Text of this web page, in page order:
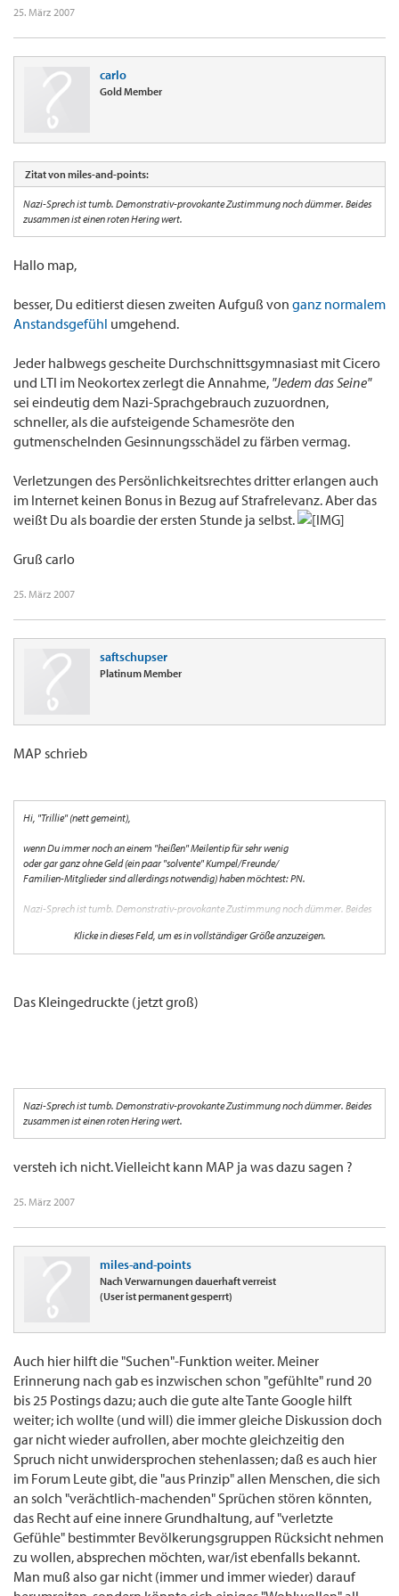
25. März 2007
carlo
Gold Member
Zitat von miles-and-points:
Nazi-Sprech ist tumb. Demonstrativ-provokante Zustimmung noch dümmer. Beides
zusammen ist einen roten Hering wert.
Hallo map,
besser, Du editierst diesen zweiten Aufguß von ganz normalem
Anstandsgefühl umgehend.
Jeder halbwegs gescheite Durchschnittsgymnasiast mit Cicero
und LTI im Neokortex zerlegt die Annahme, "Jedem das Seine"
sei eindeutig dem Nazi-Sprachgebrauch zuzuordnen,
schneller, als die aufsteigende Schamesröte den
gutmenschelnden Gesinnungsschädel zu färben vermag.
Verletzungen des Persönlichkeitsrechtes dritter erlangen auch
im Internet keinen Bonus in Bezug auf Strafrelevanz. Aber das
weißt Du als boardie der ersten Stunde ja selbst.
Gruß carlo
25. März 2007
saftschupser
Platinum Member
MAP schrieb
Hi, "Trillie" (nett gemeint),
wenn Du immer noch an einem "heißen" Meilentip für sehr wenig
oder gar ganz ohne Geld (ein paar "solvente" Kumpel/Freunde/
Familien-Mitglieder sind allerdings notwendig) haben möchtest: PN.
Nazi-Sprech ist tumb. Demonstrativ-provokante Zustimmung noch dümmer. Beides
Nach oben
Klicke in dieses Feld, um es in vollständiger Größe anzuzeigen.
Das Kleingedruckte (jetzt groß)
Nazi-Sprech ist tumb. Demonstrativ-provokante Zustimmung noch dümmer. Beides
zusammen ist einen roten Hering wert.
versteh ich nicht. Vielleicht kann MAP ja was dazu sagen ?
25. März 2007
miles-and-points
Nach Verwarnungen dauerhaft verreist
(User ist permanent gesperrt)
Auch hier hilft die "Suchen"-Funktion weiter. Meiner
Erinnerung nach gab es inzwischen schon "gefühlte" rund 20
bis 25 Postings dazu; auch die gute alte Tante Google hilft
weiter; ich wollte (und will) die immer gleiche Diskussion doch
gar nicht wieder aufrollen, aber mochte gleichzeitig den
Spruch nicht unwidersprochen stehenlassen; daß es auch hier
im Forum Leute gibt, die "aus Prinzip" allen Menschen, die sich
an solch "verächtlich-machenden" Sprüchen stören könnten,
das Recht auf eine innere Grundhaltung, auf "verletzte
Gefühle" bestimmter Bevölkerungsgruppen Rücksicht nehmen
zu wollen, absprechen möchten, war/ist ebenfalls bekannt.
Man muß also gar nicht (immer und immer wieder) darauf